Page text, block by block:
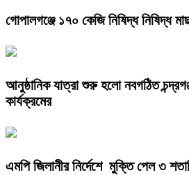
গোপালগঞ্জে ১৭০ কেজি নিষিদ্ধ নিষিদ্ধ
আনুষ্ঠানিক যাত্রা শুরু হলো নবগঠিত
কার্যক্রমের
এমপি জিলানীর নির্দেশে মুক্তি পেল ৩